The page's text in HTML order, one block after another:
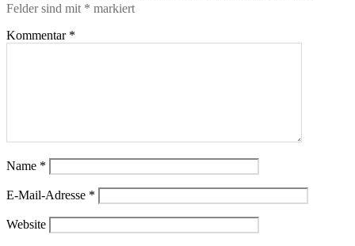
Felder sind mit * markiert
Kommentar *
Name *
E-Mail-Adresse *
Website